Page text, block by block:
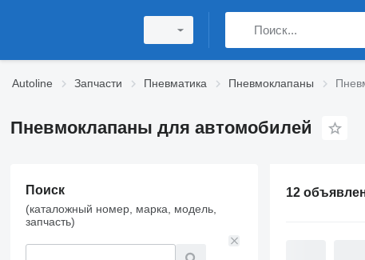
Autoline Запчасти Пневматика Пневмоклапаны
Пневмоклапаны для автомобилей
Поиск
(каталожный номер, марка, модель,
запчасть)
12